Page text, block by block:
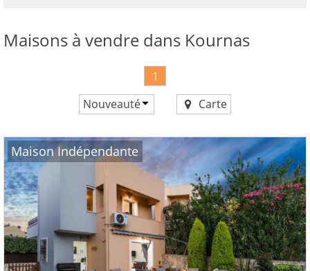
Maisons à vendre dans Kournas
1
Nouveauté
Prix décroissant
Nouveauté
Carte
Maison Indépendante
tous